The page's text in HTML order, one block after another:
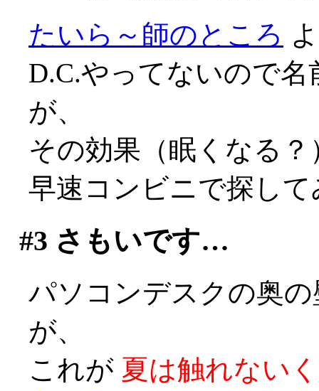
たいら～師のところ
D.C.やってないので
が、
その効果（眠くなる
早速コンビニで探し
#3 さもいです…
パソコンデスクの奥
が、
これが 夏は触れない